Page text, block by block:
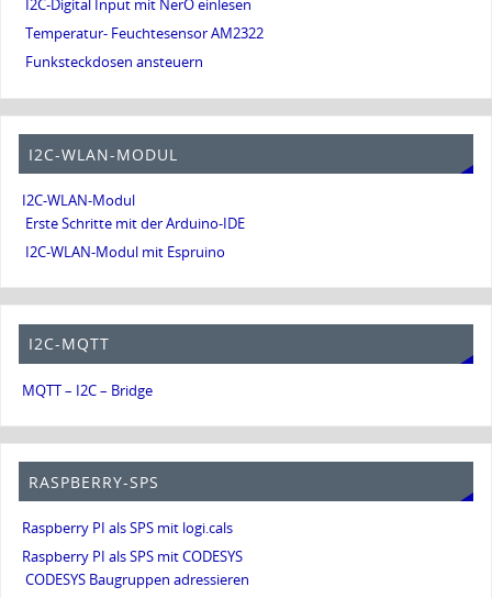
I2C-Digital Input mit NerO einlesen
Temperatur- Feuchtesensor AM2322
Funksteckdosen ansteuern
I2C-WLAN-MODUL
I2C-WLAN-Modul
Erste Schritte mit der Arduino-IDE
I2C-WLAN-Modul mit Espruino
I2C-MQTT
MQTT – I2C – Bridge
RASPBERRY-SPS
Raspberry PI als SPS mit logi.cals
Raspberry PI als SPS mit CODESYS
CODESYS Baugruppen adressieren